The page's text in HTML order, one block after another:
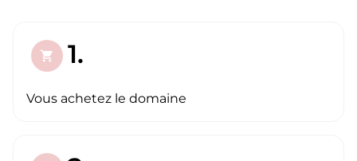
shopping_cart 1.
Vous achetez le domaine